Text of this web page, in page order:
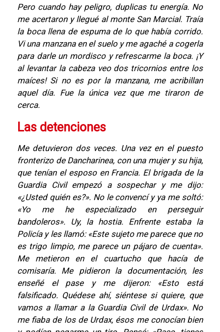
Pero cuando hay peligro, duplicas tu energía. No
me acertaron y llegué al monte San Marcial. Traía
la boca llena de espuma de lo que había corrido.
Vi una manzana en el suelo y me agaché a cogerla
para darle un mordisco y refrescarme la boca. ¡Y
al levantar la cabeza veo dos tricornios entre los
maíces! Si no es por la manzana, me acribillan
aquel día. Fue la única vez que me tiraron de
cerca.
Las detenciones
Me detuvieron dos veces. Una vez en el puesto
fronterizo de Dancharinea, con una mujer y su hija,
que tenían el esposo en Francia. El brigada de la
Guardia Civil empezó a sospechar y me dijo:
«¿Usted quién es?». No le convencí y ya me soltó:
«Yo me he especializado en perseguir
bandoleros». Uy, la hostia. Enfrente estaba la
Policía y les llamó: «Este sujeto me parece que no
es trigo limpio, me parece un pájaro de cuenta».
Me metieron en el cuartucho que hacía de
comisaría. Me pidieron la documentación, les
enseñé el pase y me dijeron: «Esto está
falsificado. Quédese ahí, siéntese si quiere, que
vamos a llamar a la Guardia Civil de Urdax». No
me fiaba de los de Urdax, ésos me conocían bien